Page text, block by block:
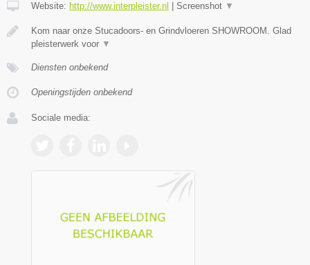
Website: http://www.interpleister.nl Screenshot ▼
Kom naar onze Stucadoors- en Grindvloeren SHOWROOM. Glad
pleisterwerk voor ▼
Diensten onbekend
Openingstijden onbekend
Sociale media: